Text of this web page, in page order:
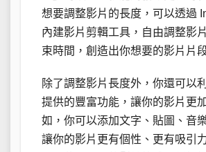
想要調整影片的長度，可以透過
內建影片剪輯工具，自由調整影
束時間，創造出你想要的影片片
除了調整影片長度外，你還可以
提供的豐富功能，讓你的影片更
如，你可以添加文字、貼圖、音
讓你的影片更有個性、更有吸引